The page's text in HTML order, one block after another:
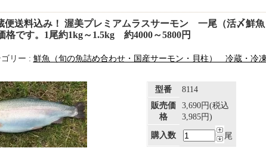
便送料込み！ 渥美プレミアムラスサーモン 一尾（活〆鮮
格です。1尾約1kg～1.5kg 約4000～5800円
リー : 鮮魚（旬の魚詰め合わせ・国産サーモン・貝柱） 冷蔵・冷
型番
8114
販売価
格
3,690円(税込
3,985円)
購入数 尾